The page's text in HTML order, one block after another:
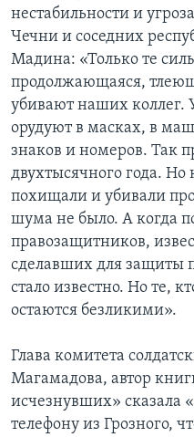
нестабильности и
Чечни и соседних
Мадина: «Только те
продолжающаяся,
убивают наших коллег.
орудуют в масках, в
знаков и номеров. Так
двухтысячного года. Но
похищали и убивали
шума не было. А когда
правозащитников,
сделавших для защиты
стало известно. Но те,
остаются безликими».
Глава комитета
Магамадова, автор
исчезнувших» сказала
телефону из Грозного,